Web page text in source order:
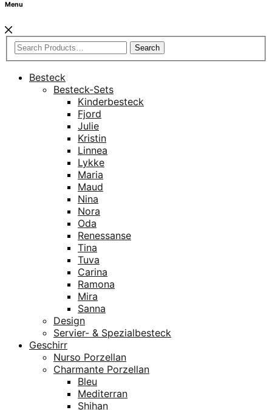
Menu
Search
Besteck
Besteck-Sets
Kinderbesteck
Fjord
Julie
Kristin
Linnea
Lykke
Maria
Maud
Nina
Nora
Oda
Renessanse
Tina
Tuva
Carina
Ramona
Mira
Sanna
Design
Servier- & Spezialbesteck
Geschirr
Nurso Porzellan
Charmante Porzellan
Bleu
Mediterran
Shihan